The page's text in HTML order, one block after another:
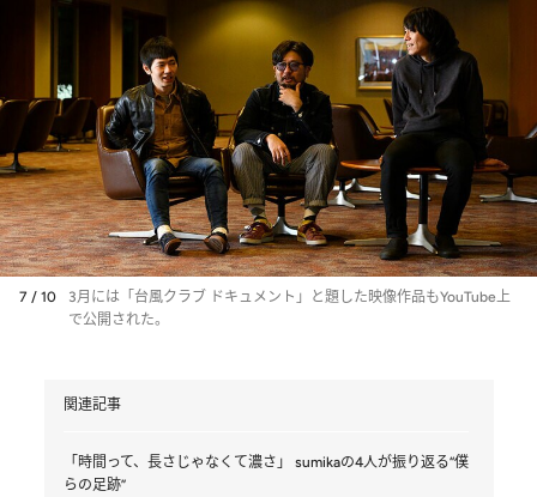
7 / 10
3月には「台風クラブ ドキュメント」と題した映像作品もYouTube上
で公開された。
関連記事
「時間って、長さじゃなくて濃さ」 sumikaの4人が振り返る“僕
らの足跡”